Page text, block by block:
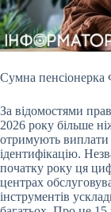
Сумна пенсіонерка
За відомостями
2026 року більше
отримують виплати
ідентифікацію.
початку року ця
центрах
інструментів